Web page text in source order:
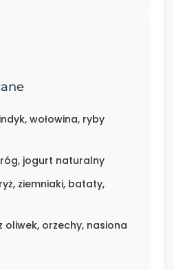
wołowina, ryby
jogurt naturalny
ziemniaki, bataty,
oliwek, orzechy, nasiona